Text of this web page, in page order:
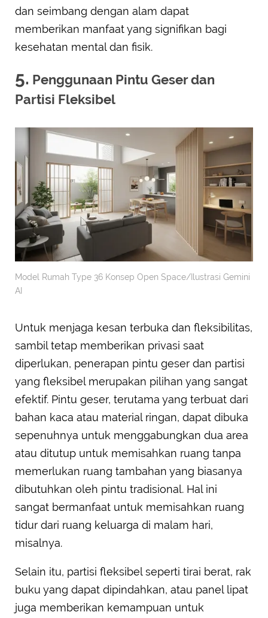
dan seimbang dengan alam dapat
memberikan manfaat yang signifikan bagi
kesehatan mental dan fisik.
5. Penggunaan Pintu Geser dan
Partisi Fleksibel
Model Rumah Type 36 Konsep Open Space/Ilustrasi Gemini
AI
Untuk menjaga kesan terbuka dan fleksibilitas,
sambil tetap memberikan privasi saat
diperlukan, penerapan pintu geser dan partisi
yang fleksibel merupakan pilihan yang sangat
efektif. Pintu geser, terutama yang terbuat dari
bahan kaca atau material ringan, dapat dibuka
sepenuhnya untuk menggabungkan dua area
atau ditutup untuk memisahkan ruang tanpa
memerlukan ruang tambahan yang biasanya
dibutuhkan oleh pintu tradisional. Hal ini
sangat bermanfaat untuk memisahkan ruang
tidur dari ruang keluarga di malam hari,
misalnya.
Selain itu, partisi fleksibel seperti tirai berat, rak
buku yang dapat dipindahkan, atau panel lipat
juga memberikan kemampuan untuk